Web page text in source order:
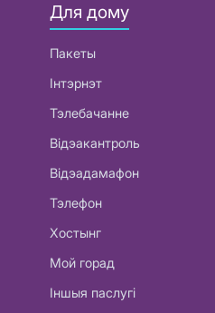
Для дому
Пакеты
Інтэрнэт
Тэлебачанне
Відэакантроль
Відэадамафон
Тэлефон
Хостынг
Мой горад
Іншыя паслугі